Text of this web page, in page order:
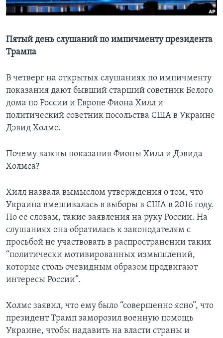
Learning English
СОЦИАЛЬНЫЕ СЕТИ
Языки
Пятый день слушаний по импичменту президента
Трампа
В четверг на открытых слушаниях по импичменту
показания дают бывший старший советник Белого
дома по России и Европе Фиона Хилл и
политический советник посольства США в Украине
Дэвид Холмс.
Почему важны показания Фионы Хилл и Дэвида
Холмса?
Хилл назвала вымыслом утверждения о том, что
Украина вмешивалась в выборы в США в 2016 году.
По ее словам, такие заявления на руку России. На
слушаниях она обратилась к законодателям с
просьбой не участвовать в распространении таких
“политически мотивированных измышлений,
которые столь очевидным образом продвигают
интересы России”.
Холмс заявил, что ему было “совершенно ясно”, что
президент Трамп заморозил военную помощь
Украине, чтобы надавить на власти страны и